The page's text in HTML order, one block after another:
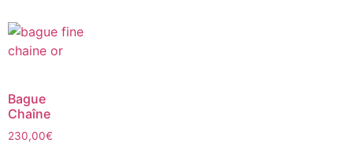
Bague
Chaîne
230,00€